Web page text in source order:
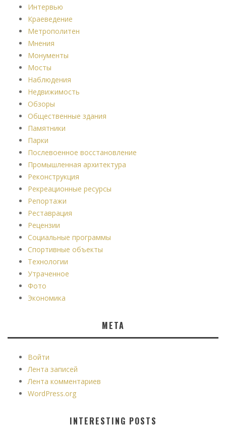
Интервью
Краеведение
Метрополитен
Мнения
Монументы
Мосты
Наблюдения
Недвижимость
Обзоры
Общественные здания
Памятники
Парки
Послевоенное восстановление
Промышленная архитектура
Реконструкция
Рекреационные ресурсы
Репортажи
Реставрация
Рецензии
Социальные программы
Спортивные объекты
Технологии
Утраченное
Фото
Экономика
МЕТА
Войти
Лента записей
Лента комментариев
WordPress.org
INTERESTING POSTS